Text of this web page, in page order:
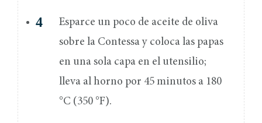
Esparce un poco de aceite de oliva
sobre la Contessa y coloca las papas
en una sola capa en el utensilio;
lleva al horno por 45 minutos a 180
°C (350 °F).